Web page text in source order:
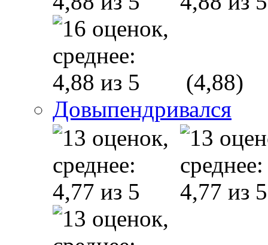
(4,88)
Довыпендривался